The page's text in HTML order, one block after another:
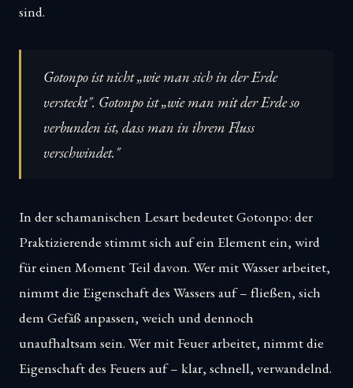
sind.
Gotonpo ist nicht „wie man sich in der Erde
versteckt". Gotonpo ist „wie man mit der Erde so
verbunden ist, dass man in ihrem Fluss
verschwindet."
In der schamanischen Lesart bedeutet Gotonpo: der
Praktizierende stimmt sich auf ein Element ein, wird
für einen Moment Teil davon. Wer mit Wasser arbeitet,
nimmt die Eigenschaft des Wassers auf – fließen, sich
dem Gefäß anpassen, weich und dennoch
unaufhaltsam sein. Wer mit Feuer arbeitet, nimmt die
Eigenschaft des Feuers auf – klar, schnell, verwandelnd.